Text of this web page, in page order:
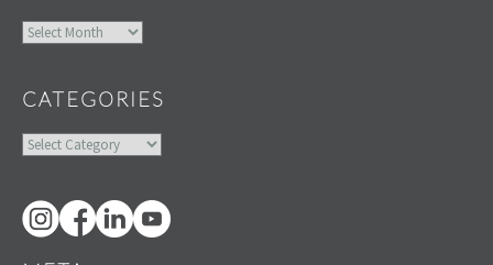
Archives
CATEGORIES
Categories